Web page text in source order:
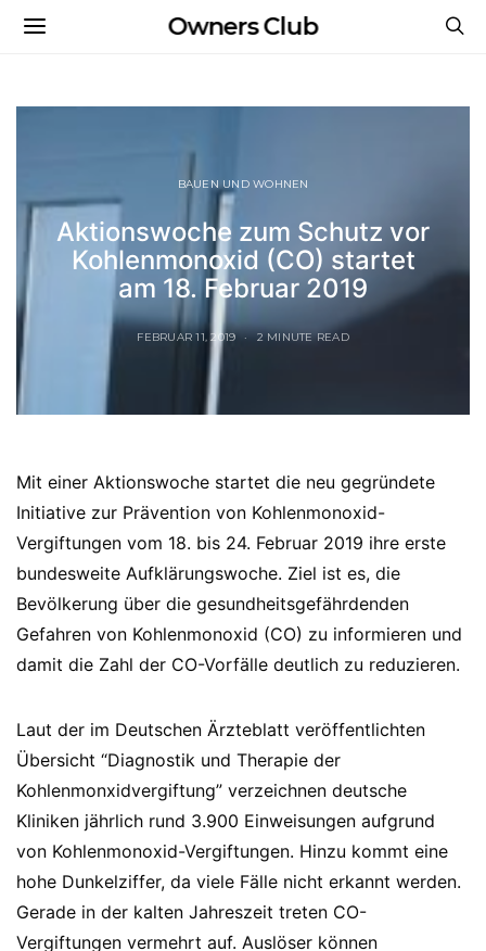
Owners Club
BAUEN UND WOHNEN
Aktionswoche zum Schutz vor
Kohlenmonoxid (CO) startet
am 18. Februar 2019
FEBRUAR 11, 2019 2 MINUTE READ
Mit einer Aktionswoche startet die neu gegründete
Initiative zur Prävention von Kohlenmonoxid-
Vergiftungen vom 18. bis 24. Februar 2019 ihre erste
bundesweite Aufklärungswoche. Ziel ist es, die
Bevölkerung über die gesundheitsgefährdenden
Gefahren von Kohlenmonoxid (CO) zu informieren und
damit die Zahl der CO-Vorfälle deutlich zu reduzieren.
Laut der im Deutschen Ärzteblatt veröffentlichten
Übersicht “Diagnostik und Therapie der
Kohlenmonxidvergiftung” verzeichnen deutsche
Kliniken jährlich rund 3.900 Einweisungen aufgrund
von Kohlenmonoxid-Vergiftungen. Hinzu kommt eine
hohe Dunkelziffer, da viele Fälle nicht erkannt werden.
Gerade in der kalten Jahreszeit treten CO-
Vergiftungen vermehrt auf. Auslöser können